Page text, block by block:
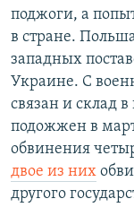
поджоги, а
в стране.
западных
Украине. С
связан и склад
подожжен в
обвинения
двое из них
другого